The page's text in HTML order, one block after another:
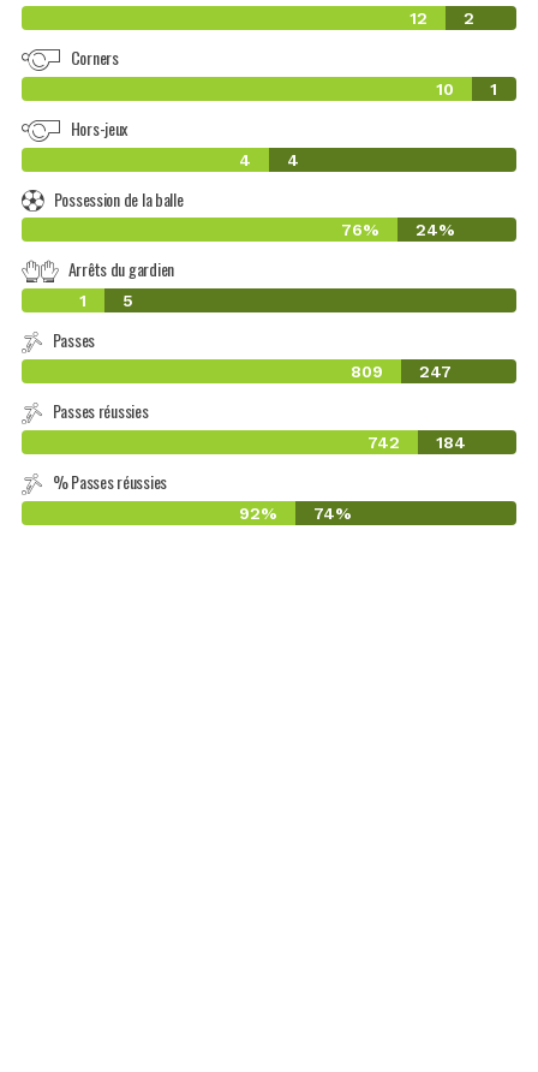
12 2
Corners
10 1
Hors-jeux
4 4
Possession de la balle
76% 24%
Arrêts du gardien
1 5
Passes
809 247
Passes réussies
742 184
% Passes réussies
92% 74%